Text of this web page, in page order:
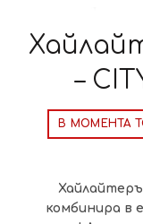
–
В МОМЕНТА
комбинира в